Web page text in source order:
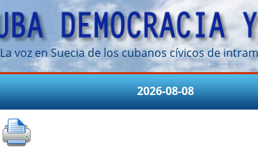
La voz en Suecia de los cubanos cívicos de
2026-08-08